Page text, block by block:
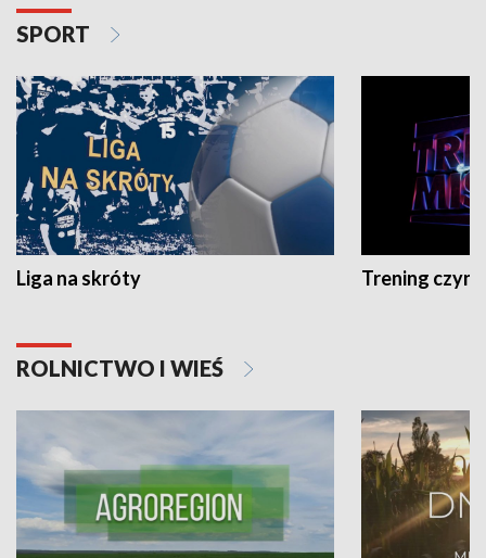
SPORT
Liga na skróty Trening czyni
ROLNICTWO I WIEŚ